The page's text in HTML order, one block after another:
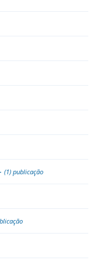
(1) publicação